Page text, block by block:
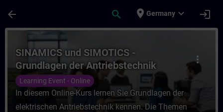
arrow_back search place Germany expand_more login
Kurs - SINAMICS und SIMOTICS -
more_vert
SINAMICS und SIMOTICS -
Grundlagen der Antriebstechnik
(Online-Training)
Learning Event - Online
In diesem Online-Kurs lernen Sie Grundlagen der
elektrischen Antriebstechnik kennen. Die Themen